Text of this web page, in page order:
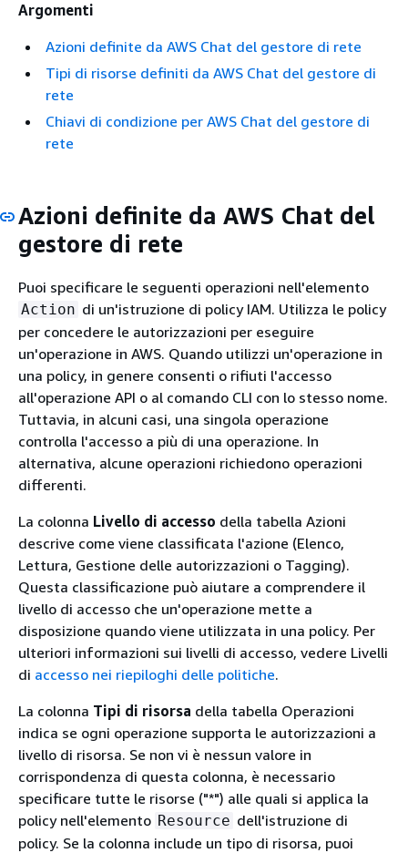
Argomenti
Azioni definite da AWS Chat del gestore di rete
Tipi di risorse definiti da AWS Chat del gestore di
rete
Chiavi di condizione per AWS Chat del gestore di
rete
Azioni definite da AWS Chat del
gestore di rete
Puoi specificare le seguenti operazioni nell'elemento
Action di un'istruzione di policy IAM. Utilizza le policy
per concedere le autorizzazioni per eseguire
un'operazione in AWS. Quando utilizzi un'operazione in
una policy, in genere consenti o rifiuti l'accesso
all'operazione API o al comando CLI con lo stesso nome.
Tuttavia, in alcuni casi, una singola operazione
controlla l'accesso a più di una operazione. In
alternativa, alcune operazioni richiedono operazioni
differenti.
La colonna Livello di accesso della tabella Azioni
descrive come viene classificata l'azione (Elenco,
Lettura, Gestione delle autorizzazioni o Tagging).
Questa classificazione può aiutare a comprendere il
livello di accesso che un'operazione mette a
disposizione quando viene utilizzata in una policy. Per
ulteriori informazioni sui livelli di accesso, vedere Livelli
di accesso nei riepiloghi delle politiche.
La colonna Tipi di risorsa della tabella Operazioni
indica se ogni operazione supporta le autorizzazioni a
livello di risorsa. Se non vi è nessun valore in
corrispondenza di questa colonna, è necessario
specificare tutte le risorse ("*") alle quali si applica la
policy nell'elemento Resource dell'istruzione di
policy. Se la colonna include un tipo di risorsa, puoi